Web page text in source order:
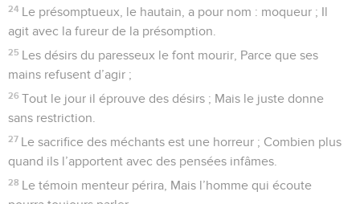
24 Le présomptueux, le hautain, a pour nom : moqueur ; Il
agit avec la fureur de la présomption.
25 Les désirs du paresseux le font mourir, Parce que ses
mains refusent d’agir ;
26 Tout le jour il éprouve des désirs ; Mais le juste donne
sans restriction.
27 Le sacrifice des méchants est une horreur ; Combien plus
quand ils l’apportent avec des pensées infâmes.
28 Le témoin menteur périra, Mais l’homme qui écoute